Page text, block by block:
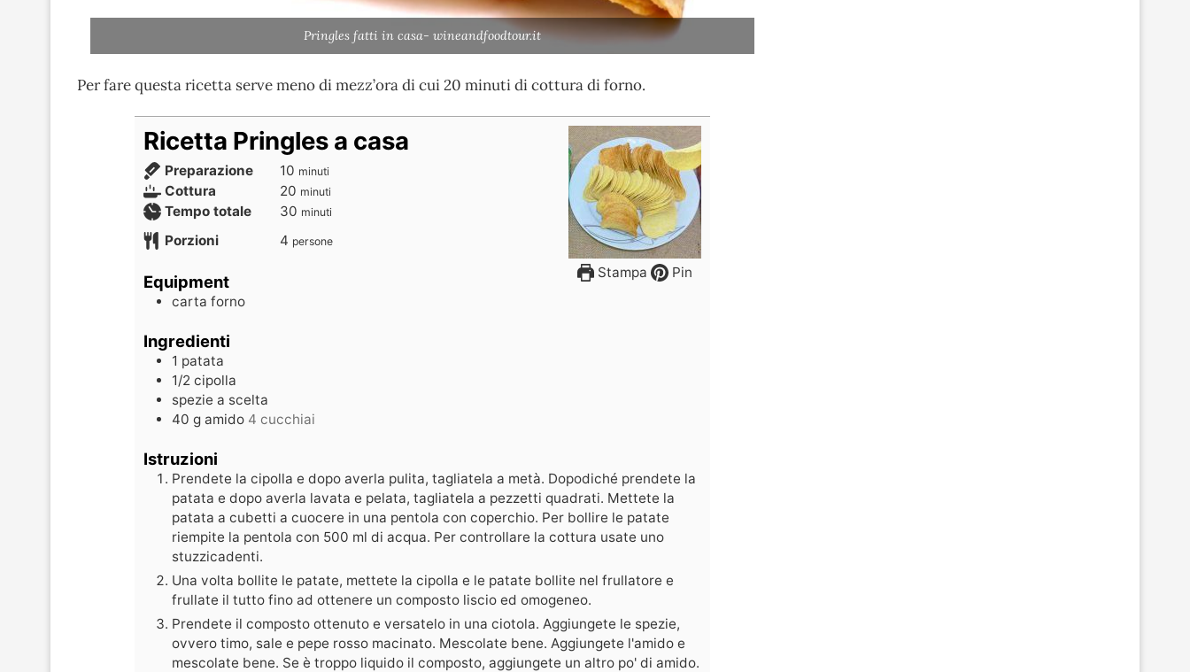
Pringles fatti in casa- wineandfoodtour.it
Per fare questa ricetta serve meno di mezz’ora di cui 20 minuti di cottura di forno.
Stampa Pin
Ricetta Pringles a casa
Preparazione 10 minuti
Cottura 20 minuti
Tempo totale 30 minuti
Porzioni 4 persone
Equipment
carta forno
Ingredienti
1 patata
1/2 cipolla
spezie a scelta
40 g amido 4 cucchiai
Istruzioni
Prendete la cipolla e dopo averla pulita, tagliatela a metà. Dopodiché prendete la
patata e dopo averla lavata e pelata, tagliatela a pezzetti quadrati. Mettete la
patata a cubetti a cuocere in una pentola con coperchio. Per bollire le patate
riempite la pentola con 500 ml di acqua. Per controllare la cottura usate uno
stuzzicadenti.
Una volta bollite le patate, mettete la cipolla e le patate bollite nel frullatore e
frullate il tutto fino ad ottenere un composto liscio ed omogeneo.
Prendete il composto ottenuto e versatelo in una ciotola. Aggiungete le spezie,
ovvero timo, sale e pepe rosso macinato. Mescolate bene. Aggiungete l'amido e
mescolate bene. Se è troppo liquido il composto, aggiungete un altro po' di amido.